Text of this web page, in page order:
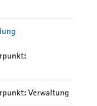
Verwaltung